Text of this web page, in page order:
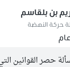
بن بلقاسم
حركة النهضة
حصر القوانين